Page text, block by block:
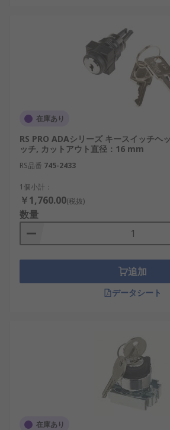
在庫あり
RS PRO ADAシリーズ キースイッチヘ
ッチ, カットアウト直径：16 mm
RS品番 745-2433
1個小計：
￥1,760.00(税抜)
数量
追加
データシート
在庫あり